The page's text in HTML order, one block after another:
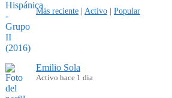
Más reciente | Activo | Popular
Emilio Sola
Activo hace 1 dia